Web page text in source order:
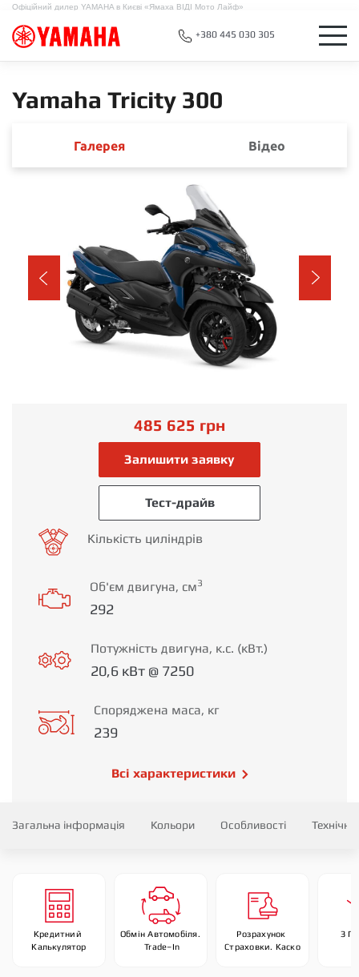
Офіційний дилер YAMAHA в Києві «Ямаха ВІДІ Мото Лайф»
+380 445 030 305
Yamaha Tricity 300
Галерея Відео
485 625 грн
Залишити заявку
Тест-драйв
Кількість циліндрів
Об'єм двигуна, см3
292
Потужність двигуна, к.с. (кВт.)
20,6 кВт @ 7250
Споряджена маса, кг
239
Всі характеристики
Загальна інформація Кольори Особливості
Кредитний
Калькулятор
Trade–In
Розрахунок
Страховки. Каско
З